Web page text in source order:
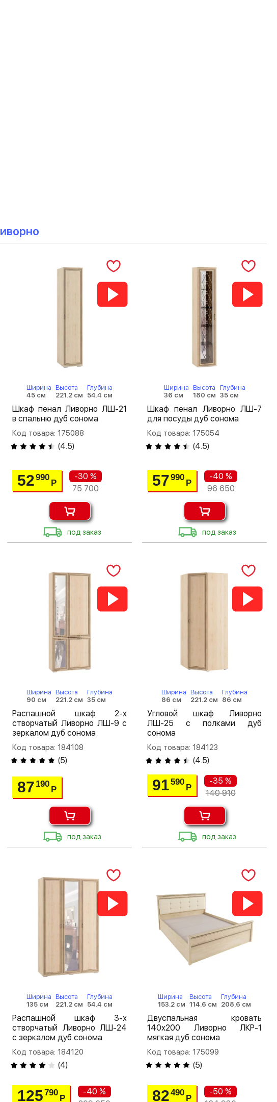
Ширина
45 см
Высота
221.2 см
Глубина
54.4 см
Шкаф пенал Ливорно ЛШ-21
в спальню дуб сонома
Код товара: 175088
(4.5)
52990
Р
-30 %
75 700
под заказ
Ширина
36 см
Высота
180 см
Глубина
35 см
Шкаф пенал Ливорно ЛШ-7
для посуды дуб сонома
Код товара: 175054
(4.5)
57990
Р
-40 %
96 650
под заказ
Ширина
90 см
Высота
221.2 см
Глубина
35 см
Распашной шкаф 2-х
створчатый Ливорно ЛШ-9 с
зеркалом дуб сонома
Код товара: 184108
(5)
87 190
Р
под заказ
Ширина
86 см
Высота
221.2 см
Глубина
86 см
Угловой шкаф Ливорно
ЛШ-25 с полками дуб
сонома
Код товара: 184123
(4.5)
91590
Р
-35 %
140 910
под заказ
Ширина
135 см
Высота
221.2 см
Глубина
54.4 см
Распашной шкаф 3-х
створчатый Ливорно ЛШ-24
с зеркалом дуб сонома
Код товара: 184120
(4)
125790
Р
-40 %
Ширина
153.2 см
Высота
114.6 см
Глубина
208.6 см
Двуспальная кровать
140х200 Ливорно ЛКР-1
мягкая дуб сонома
Код товара: 175099
(5)
82490
Р
-50 %